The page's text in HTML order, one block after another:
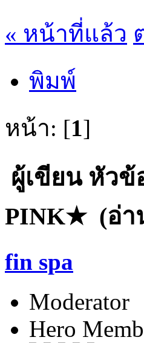
« หน้าที่แล้ว
พิมพ์
หน้า: [1]
ผู้เขียนหัวข้
PINK★ (อ่า
fin spa
Moderator
Hero